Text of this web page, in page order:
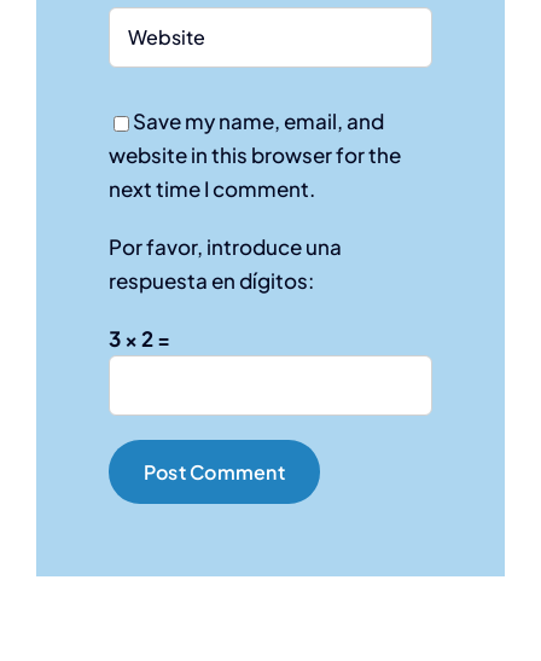
Save my name, email, and
website in this browser for the
next time I comment.
Por favor, introduce una
respuesta en dígitos:
3 × 2 =